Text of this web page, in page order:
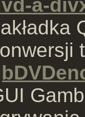
a-